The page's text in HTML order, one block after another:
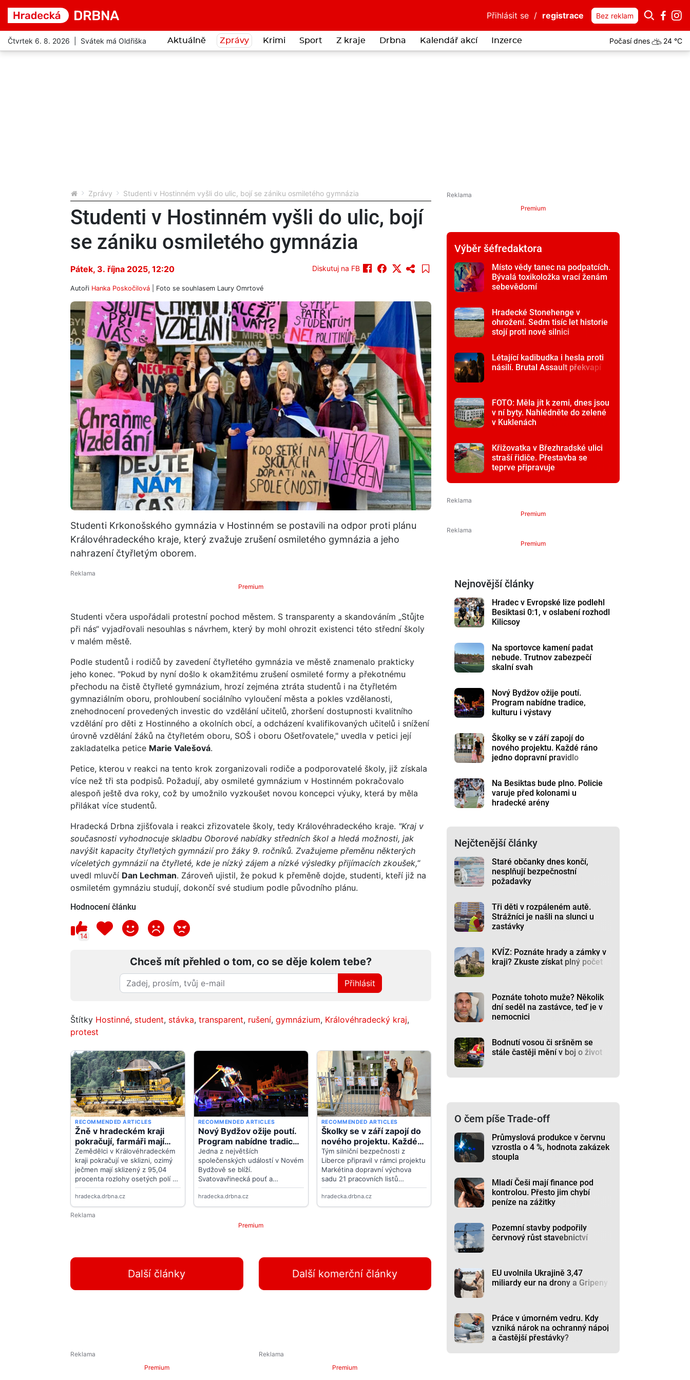
Přihlásit se / registrace Bez reklam
Čtvrtek 6. 8. 2026 | Svátek má Oldřiška Aktuálně Zprávy Krimi Sport Z kraje Drbna Kalendář akcí Inzerce Počasí dnes 24 °C
Zprávy Studenti v Hostinném vyšli do ulic, bojí se zániku osmiletého gymnázia
Studenti v Hostinném vyšli do ulic, bojí
se zániku osmiletého gymnázia
Pátek, 3. října 2025, 12:20 Diskutuj na FB
Autoři Hanka Poskočilová | Foto se souhlasem Laury Omrtové
Studenti Krkonošského gymnázia v Hostinném se postavili na odpor proti plánu
Královéhradeckého kraje, který zvažuje zrušení osmiletého gymnázia a jeho
nahrazení čtyřletým oborem.
Premium
Studenti včera uspořádali protestní pochod městem. S transparenty a skandováním „Stůjte
při nás“ vyjadřovali nesouhlas s návrhem, který by mohl ohrozit existenci této střední školy
v malém městě.
Podle studentů i rodičů by zavedení čtyřletého gymnázia ve městě znamenalo prakticky
jeho konec. "Pokud by nyní došlo k okamžitému zrušení osmileté formy a překotnému
přechodu na čistě čtyřleté gymnázium, hrozí zejména ztráta studentů i na čtyřletém
gymnaziálním oboru, prohloubení sociálního vyloučení města a pokles vzdělanosti,
znehodnocení provedených investic do vzdělání učitelů, zhoršení dostupnosti kvalitního
vzdělání pro děti z Hostinného a okolních obcí, a odcházení kvalifikovaných učitelů i snížení
úrovně vzdělání žáků na čtyřletém oboru, SOŠ i oboru Ošetřovatele," uvedla v petici její
zakladatelka petice Marie Valešová.
Petice, kterou v reakci na tento krok zorganizovali rodiče a podporovatelé školy, již získala
více než tři sta podpisů. Požadují, aby osmileté gymnázium v Hostinném pokračovalo
alespoň ještě dva roky, což by umožnilo vyzkoušet novou koncepci výuky, která by měla
přilákat více studentů.
Hradecká Drbna zjišťovala i reakci zřizovatele školy, tedy Královéhradeckého kraje. "Kraj v
současnosti vyhodnocuje skladbu Oborové nabídky středních škol a hledá možnosti, jak
navýšit kapacity čtyřletých gymnázií pro žáky 9. ročníků. Zvažujeme přeměnu některých
víceletých gymnázií na čtyřleté, kde je nízký zájem a nízké výsledky přijímacích zkoušek,“
uvedl mluvčí Dan Lechman. Zároveň ujistil, že pokud k přeměně dojde, studenti, kteří již na
osmiletém gymnáziu studují, dokončí své studium podle původního plánu.
Hodnocení článku
14
Chceš mít přehled o tom, co se děje kolem tebe?
Přihlásit
Štítky Hostinné, student, stávka, transparent, rušení, gymnázium, Královéhradecký kraj,
protest
Premium
Další články Další komerční články
Premium
Výběr šéfredaktora
Místo vědy tanec na podpatcích.
Bývalá toxikoložka vrací ženám
sebevědomí
Hradecké Stonehenge v
ohrožení. Sedm tisíc let historie
stojí proti nové silnici
Létající kadibudka i hesla proti
násilí. Brutal Assault překvapí
FOTO: Měla jít k zemi, dnes jsou
v ní byty. Nahlédněte do zelené
v Kuklenách
Křižovatka v Březhradské ulici
straší řidiče. Přestavba se
teprve připravuje
Premium
Premium
Nejnovější články
Hradec v Evropské lize podlehl
Besiktasi 0:1, v oslabení rozhodl
Kilicsoy
Na sportovce kamení padat
nebude. Trutnov zabezpečí
skalní svah
Nový Bydžov ožije poutí.
Program nabídne tradice,
kulturu i výstavy
Školky se v září zapojí do
nového projektu. Každé ráno
jedno dopravní pravidlo
Na Besiktas bude plno. Policie
varuje před kolonami u
hradecké arény
Nejčtenější články
Staré občanky dnes končí,
nesplňují bezpečnostní
požadavky
Tři děti v rozpáleném autě.
Strážníci je našli na slunci u
zastávky
KVÍZ: Poznáte hrady a zámky v
kraji? Zkuste získat plný počet
Poznáte tohoto muže? Několik
dní seděl na zastávce, teď je v
nemocnici
Bodnutí vosou či sršněm se
stále častěji mění v boj o život
O čem píše Trade-off
Průmyslová produkce v červnu
vzrostla o 4 %, hodnota zakázek
stoupla
Mladí Češi mají finance pod
kontrolou. Přesto jim chybí
peníze na zážitky
Pozemní stavby podpořily
červnový růst stavebnictví
EU uvolnila Ukrajině 3,47
miliardy eur na drony a Gripeny
Práce v úmorném vedru. Kdy
vzniká nárok na ochranný nápoj
a častější přestávky?
Premium Premium